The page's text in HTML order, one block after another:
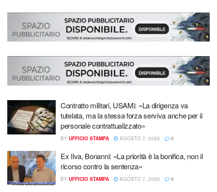
Contratto militari, USAMi: «La dirigenza va
tutelata, ma la stessa forza serviva anche per il
personale contrattualizzato»
BY UFFICIO STAMPA AGOSTO 7, 2026 0
Ex Ilva, Bonanni: «La priorità è la bonifica, non il
ricorso contro la sentenza»
BY UFFICIO STAMPA AGOSTO 7, 2026 0